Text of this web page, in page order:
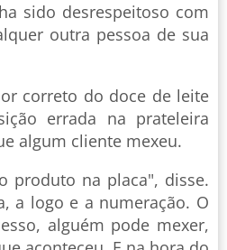
sido desrespeitoso com
outra pessoa de sua
correto do doce de leite
errada na prateleira
algum cliente mexeu.
produto na placa", disse.
a logo e a numeração. O
alguém pode mexer,